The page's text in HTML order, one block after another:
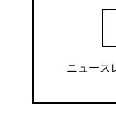
ニュース